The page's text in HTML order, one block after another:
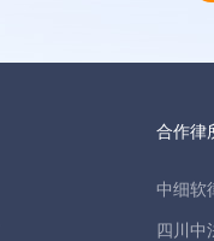
合作律
中细软
四川中